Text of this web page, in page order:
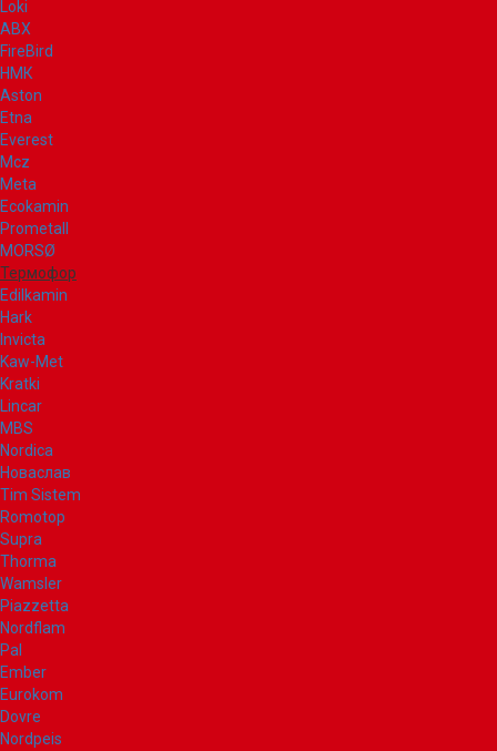
Loki
ABX
FireBird
НМК
Aston
Etna
Everest
Mcz
Meta
Ecokamin
Prometall
MORSØ
Термофор
Edilkamin
Hark
Invicta
Kaw-Met
Kratki
Lincar
MBS
Nordica
Новаслав
Tim Sistem
Romotop
Supra
Thorma
Wamsler
Piazzetta
Nordflam
Pal
Ember
Eurokom
Dovre
Nordpeis